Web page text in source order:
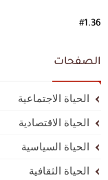
#1.36
الصفحات
الحياة الاجتماعية
الحياة الاقتصادية
الحياة السياسية
الحياة الثقافية